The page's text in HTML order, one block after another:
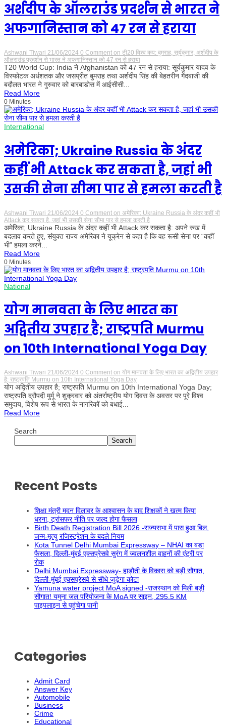
अर्शदीप के ऑलराउंड प्रदर्शन से भारत ने
अफगानिस्तान को 47 रन से हराया
Ashwani Tiwari 21/06/2024 0 Comment on टी20 विश्व कप: बुमराह, सूर्यकुमार, अर्शदीप के
ऑलराउंड प्रदर्शन से भारत ने अफगानिस्तान को 47 रन से हराया
T20 World Cup: India ने Afghanistan को 47 रन से हराया: सूर्यकुमार यादव के
विस्फोटक अर्धशतक और जसप्रीत बुमराह तथा अर्शदीप सिंह की बेहतरीन गेंदबाजी की
बदौलत भारत ने गुरुवार को बारबाडोस में आईसीसी...
Read More
0 Minutes
International
अमेरिका; Ukraine Russia के अंदर
कहीं भी Attack कर सकता है, जहां भी
उसकी सेना सीमा पार से हमला करती है
Ashwani Tiwari 21/06/2024 0 Comment on अमेरिका; Ukraine Russia के अंदर कहीं भी
Attack कर सकता है, जहां भी उसकी सेना सीमा पार से हमला करती है
अमेरिका; Ukraine Russia के अंदर कहीं भी Attack कर सकता है: अपने रुख में
बदलाव करते हुए, संयुक्त राज्य अमेरिका ने यूक्रेन से कहा है कि वह रूसी सेना पर “कहीं
भी” हमला करने...
Read More
0 Minutes
National
योग मानवता के लिए भारत का
अद्वितीय उपहार है; राष्ट्रपति Murmu
on 10th International Yoga Day
Ashwani Tiwari 21/06/2024 0 Comment on योग मानवता के लिए भारत का अद्वितीय उपहार
है; राष्ट्रपति Murmu on 10th International Yoga Day
योग अद्वितीय उपहार है; राष्ट्रपति Murmu on 10th International Yoga Day;
राष्ट्रपति द्रौपदी मुर्मू ने शुक्रवार को अंतर्राष्ट्रीय योग दिवस के अवसर पर पूरे विश्व
समुदाय, विशेष रूप से भारत के नागरिकों को बधाई...
Read More
Search
Search
Recent Posts
शिक्षा मंत्री मदन दिलावर के आश्वासन के बाद शिक्षकों ने खत्म किया
धरना, ट्रांसफर नीति पर जल्द होगा फैसला
Birth Death Registration Bill 2026 -राज्यसभा में पास हुआ बिल,
जन्म-मृत्यु रजिस्ट्रेशन के बदले नियम
Kota Tunnel Delhi Mumbai Expressway – NHAI का बड़ा
फैसला, दिल्ली-मुंबई एक्सप्रेसवे सुरंग में ज्वलनशील वाहनों की एंट्री पर
रोक
Delhi Mumbai Expressway- हाड़ौती के विकास को बड़ी सौगात,
दिल्ली-मुंबई एक्सप्रेसवे से सीधे जुड़ेगा कोटा
Yamuna water project MoA signed -राजस्थान को मिली बड़ी
सौगात! यमुना जल परियोजना के MoA पर साइन, 295.5 KM
पाइपलाइन से पहुंचेगा पानी
Categories
Admit Card
Answer Key
Automobile
Business
Crime
Educational